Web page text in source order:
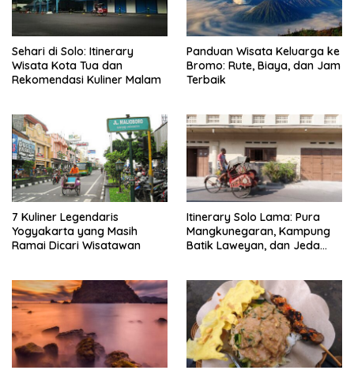
Sehari di Solo: Itinerary
Wisata Kota Tua dan
Rekomendasi Kuliner Malam
Panduan Wisata Keluarga ke
Bromo: Rute, Biaya, dan Jam
Terbaik
7 Kuliner Legendaris
Yogyakarta yang Masih
Ramai Dicari Wisatawan
Itinerary Solo Lama: Pura
Mangkunegaran, Kampung
Batik Laweyan, dan Jeda